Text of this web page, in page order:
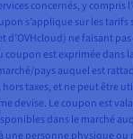
concernés, y
s’applique sur les
d’OVHcloud) ne faisant
coupon est exprimée dans
pays auquel est
taxes, et ne peut être
devise. Le coupon est
dans le marché
une personne physique